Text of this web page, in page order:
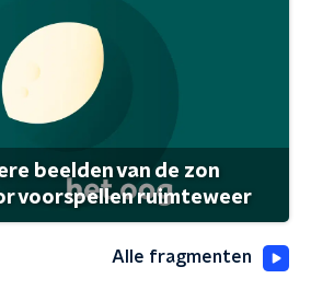
beelden van de zon
voorspellen ruimteweer
Alle fragmenten